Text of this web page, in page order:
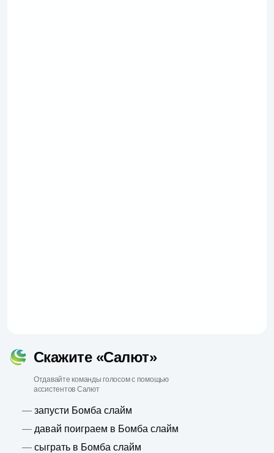
Скажите «Салют»
Отдавайте команды голосом с помощью
ассистентов Салют
— запусти Бомба слайм
— давай поиграем в Бомба слайм
— сыграть в Бомба слайм